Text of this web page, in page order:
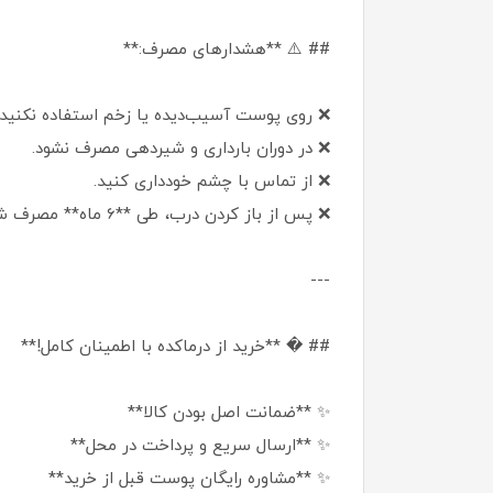
## ⚠️ **هشدارهای مصرف:**
❌ روی پوست آسیب‌دیده یا زخم استفاده
❌ در دوران بارداری و شیردهی مصرف نشود.
❌ از تماس با چشم خودداری کنید.
❌ پس از باز کردن درب، طی **6 ماه** مصرف شود.
---
## � **خرید از درماکده با اطمینان کامل!**
✨ **ضمانت اصل بودن کالا**
✨ **ارسال سریع و پرداخت در محل**
✨ **مشاوره رایگان پوست قبل از خرید**